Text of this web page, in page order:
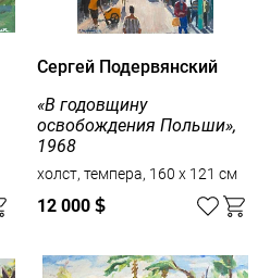
Сергей Подервянский
«В годовщину
освобождения Польши»,
1968
холст, темпера, 160 x 121 см
12 000 $